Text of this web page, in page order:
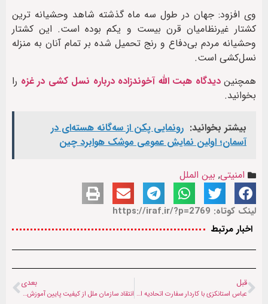
وی افزود: جهان در طول سه ماه گذشته شاهد وحشیانه ترین
کشتار غیرنظامیان قرن بیست و یکم بوده است. این کشتار
وحشیانه مردم بی‌دفاع و رنج تحمیل شده بر تمام آنان به منزله
نسل‌کشی است.
همچنیندیدگاه هبت الله آخوندزاده درباره نسل کشی در غزه را
بخوانید.
بیشتر بخوانید: رونمایی پکن از سه‌گانه هسته‌ای در
آسمان؛ اولین نمایش عمومی موشک هوابرد چین
امنیتی, بین الملل
لینک کوتاه: https://iraf.ir/?p=2769
اخبار مرتبط
قبل
عباس استانکزی با کاردار سفارت اتحادیه اروپا برای افغانستان دیدار کرد
بعدی
انتقاد سازمان ملل از کیفیت پایین آموزش در افغانستان